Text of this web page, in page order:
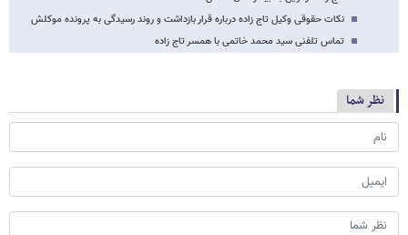
نکات حقوقی وکیل تاج زاده درباره قرار بازداشت و روند رسیدگی به پرونده موکلش
تماس تلفنی سید محمد خاتمی با همسر تاج زاده
نظر شما